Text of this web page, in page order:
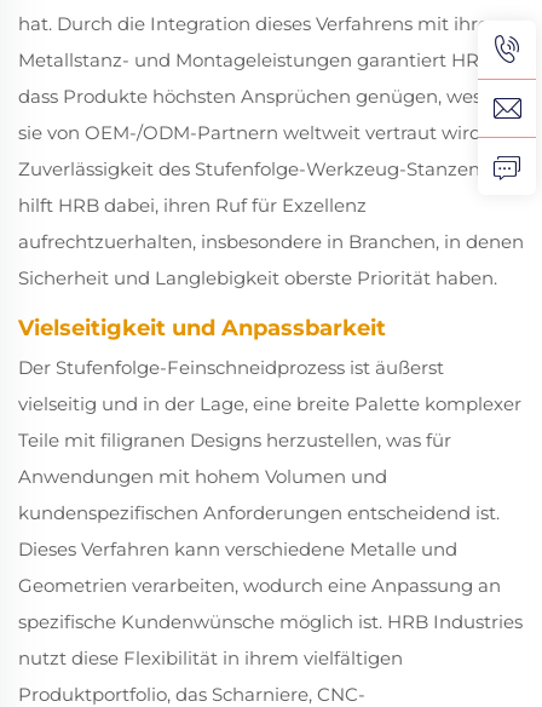
hat. Durch die Integration dieses Verfahrens mit ihren
Metallstanz- und Montageleistungen garantiert HRB,
dass Produkte höchsten Ansprüchen genügen, weshalb
sie von OEM-/ODM-Partnern weltweit vertraut wird. Die
Zuverlässigkeit des Stufenfolge-Werkzeug-Stanzens
hilft HRB dabei, ihren Ruf für Exzellenz
aufrechtzuerhalten, insbesondere in Branchen, in denen
Sicherheit und Langlebigkeit oberste Priorität haben.
Vielseitigkeit und Anpassbarkeit
Der Stufenfolge-Feinschneidprozess ist äußerst
vielseitig und in der Lage, eine breite Palette komplexer
Teile mit filigranen Designs herzustellen, was für
Anwendungen mit hohem Volumen und
kundenspezifischen Anforderungen entscheidend ist.
Dieses Verfahren kann verschiedene Metalle und
Geometrien verarbeiten, wodurch eine Anpassung an
spezifische Kundenwünsche möglich ist. HRB Industries
nutzt diese Flexibilität in ihrem vielfältigen
Produktportfolio, das Scharniere, CNC-